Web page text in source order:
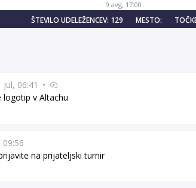
9 avg, 17:00
ŠTEVILO UDELEŽENCEV: 129 MESTO:
jul, 06:41 •
logotip v Altachu
09:56
na prijateljski turnir